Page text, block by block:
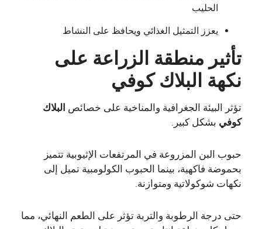
الحليب
يعزز التمثيل الغذائي ويحافظ على النشاط
تأثير منطقة الزراعة على
نكهة البلاك كوفي
تؤثر البيئة الجغرافية والمناخية على خصائص البلاك
كوفي بشكل كبير.
حبوب البن المزروعة في المرتفعات الإثيوبية تتميز
بحموضة فاكهية، بينما الحبوب الكولومبية تميل إلى
نكهات شوكولاتية ومتوازنة.
حتى درجة الرطوبة والتربة تؤثر على الطعم النهائي، مما